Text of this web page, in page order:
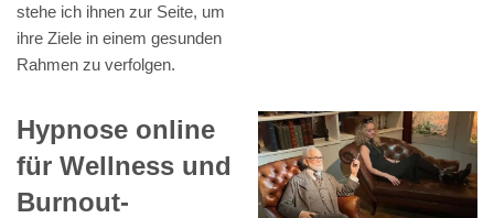
stehe ich ihnen zur Seite, um
ihre Ziele in einem gesunden
Rahmen zu verfolgen.
Hypnose online
für Wellness und
Burnout-